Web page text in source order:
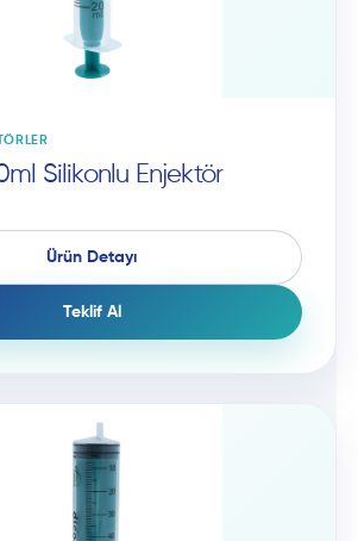
Silikonlu Enjektör
Ürün Detayı
Teklif Al